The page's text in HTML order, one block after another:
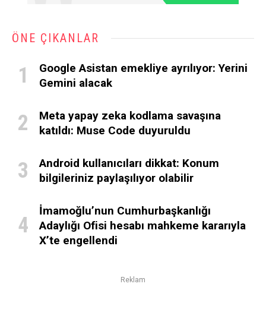
ÖNE ÇIKANLAR
Google Asistan emekliye ayrılıyor: Yerini
Gemini alacak
Meta yapay zeka kodlama savaşına
katıldı: Muse Code duyuruldu
Android kullanıcıları dikkat: Konum
bilgileriniz paylaşılıyor olabilir
İmamoğlu’nun Cumhurbaşkanlığı
Adaylığı Ofisi hesabı mahkeme kararıyla
X’te engellendi
Reklam